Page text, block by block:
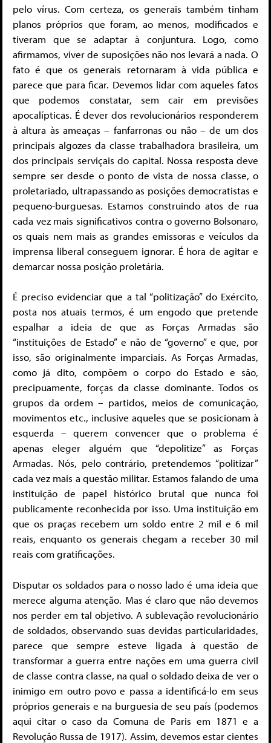
pelo vírus. Com certeza, os generais também tinham
planos próprios que foram, ao menos, modificados e
tiveram que se adaptar à conjuntura. Logo, como
afirmamos, viver de suposições não nos levará a nada. O
fato é que os generais retornaram à vida pública e
parece que para ficar. Devemos lidar com aqueles fatos
que podemos constatar, sem cair em previsões
apocalípticas. É dever dos revolucionários responderem
à altura às ameaças – fanfarronas ou não – de um dos
principais algozes da classe trabalhadora brasileira, um
dos principais serviçais do capital. Nossa resposta deve
sempre ser desde o ponto de vista de nossa classe, o
proletariado, ultrapassando as posições democratistas e
pequeno-burguesas. Estamos construindo atos de rua
cada vez mais significativos contra o governo Bolsonaro,
os quais nem mais as grandes emissoras e veículos da
imprensa liberal conseguem ignorar. É hora de agitar e
demarcar nossa posição proletária.
É preciso evidenciar que a tal “politização” do Exército,
posta nos atuais termos, é um engodo que pretende
espalhar a ideia de que as Forças Armadas são
“instituições de Estado” e não de “governo” e que, por
isso, são originalmente imparciais. As Forças Armadas,
como já dito, compõem o corpo do Estado e são,
precipuamente, forças da classe dominante. Todos os
grupos da ordem – partidos, meios de comunicação,
movimentos etc., inclusive aqueles que se posicionam à
esquerda – querem convencer que o problema é
apenas eleger alguém que “depolitize” as Forças
Armadas. Nós, pelo contrário, pretendemos “politizar”
cada vez mais a questão militar. Estamos falando de uma
instituição de papel histórico brutal que nunca foi
publicamente reconhecida por isso. Uma instituição em
que os praças recebem um soldo entre 2 mil e 6 mil
reais, enquanto os generais chegam a receber 30 mil
reais com gratificações.
Disputar os soldados para o nosso lado é uma ideia que
merece alguma atenção. Mas é claro que não devemos
nos perder em tal objetivo. A sublevação revolucionário
de soldados, observando suas devidas particularidades,
parece que sempre esteve ligada à questão de
transformar a guerra entre nações em uma guerra civil
de classe contra classe, na qual o soldado deixa de ver o
inimigo em outro povo e passa a identificá-lo em seus
próprios generais e na burguesia de seu país (podemos
aqui citar o caso da Comuna de Paris em 1871 e a
Revolução Russa de 1917). Assim, devemos estar cientes